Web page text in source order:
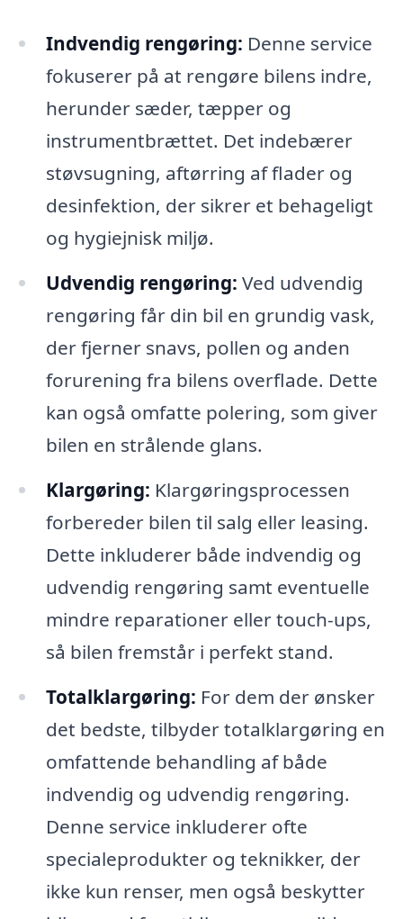
Indvendig rengøring: Denne service
fokuserer på at rengøre bilens indre,
herunder sæder, tæpper og
instrumentbrættet. Det indebærer
støvsugning, aftørring af flader og
desinfektion, der sikrer et behageligt
og hygiejnisk miljø.
Udvendig rengøring: Ved udvendig
rengøring får din bil en grundig vask,
der fjerner snavs, pollen og anden
forurening fra bilens overflade. Dette
kan også omfatte polering, som giver
bilen en strålende glans.
Klargøring: Klargøringsprocessen
forbereder bilen til salg eller leasing.
Dette inkluderer både indvendig og
udvendig rengøring samt eventuelle
mindre reparationer eller touch-ups,
så bilen fremstår i perfekt stand.
Totalklargøring: For dem der ønsker
det bedste, tilbyder totalklargøring en
omfattende behandling af både
indvendig og udvendig rengøring.
Denne service inkluderer ofte
specialeprodukter og teknikker, der
ikke kun renser, men også beskytter